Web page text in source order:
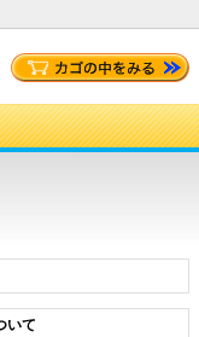
いて